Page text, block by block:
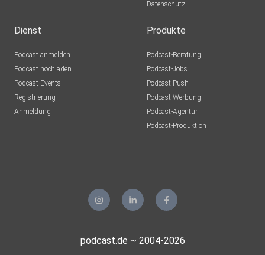
Datenschutz
Dienst
Podcast anmelden
Podcast hochladen
Podcast-Events
Registrierung
Anmeldung
Produkte
Podcast-Beratung
Podcast-Jobs
Podcast-Push
Podcast-Werbung
Podcast-Agentur
Podcast-Produktion
podcast.de ~ 2004-2026